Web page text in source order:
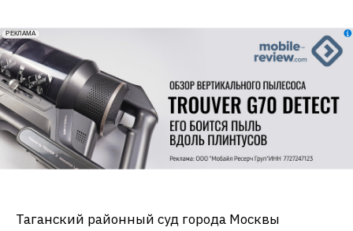
erid: 2VfnxxmNzs5
РЕКЛАМА
Таганский районный суд города Москвы